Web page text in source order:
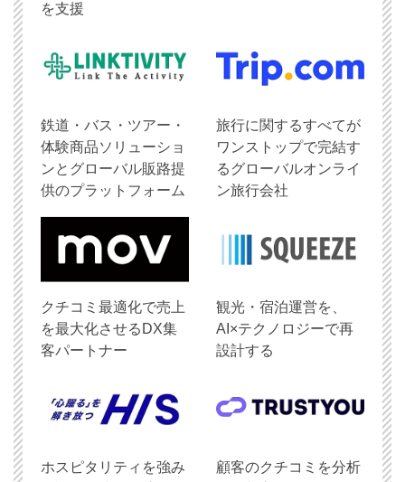
を支援
鉄道・バス・ツアー・
体験商品ソリューショ
ンとグローバル販路提
供のプラットフォーム
旅行に関するすべてが
ワンストップで完結す
るグローバルオンライ
ン旅行会社
クチコミ最適化で売上
を最大化させるDX集
客パートナー
観光・宿泊運営を、
AI×テクノロジーで再
設計する
ホスピタリティを強み
顧客のクチコミを分析